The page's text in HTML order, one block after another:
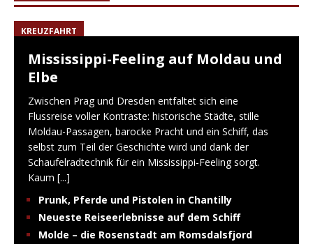
KREUZFAHRT
Mississippi-Feeling auf Moldau und
Elbe
Zwischen Prag und Dresden entfaltet sich eine
Flussreise voller Kontraste: historische Städte, stille
Moldau-Passagen, barocke Pracht und ein Schiff, das
selbst zum Teil der Geschichte wird und dank der
Schaufelradtechnik für ein Mississippi-Feeling sorgt.
Kaum [...]
Prunk, Pferde und Pistolen in Chantilly
Neueste Reiseerlebnisse auf dem Schiff
Molde – die Rosenstadt am Romsdalsfjord